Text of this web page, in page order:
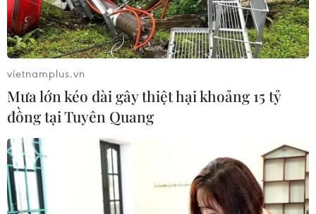
vietnamplus.vn
Mưa lớn kéo dài gây thiệt hại khoảng 15 tỷ
đồng tại Tuyên Quang